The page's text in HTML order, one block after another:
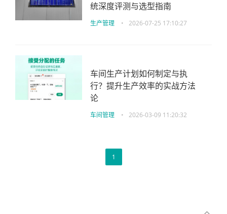
统深度评测与选型指南
生产管理 • 2026-07-25 17:10:27
车间生产计划如何制定与执
行？提升生产效率的实战方法
论
车间管理 • 2026-03-09 11:20:32
1